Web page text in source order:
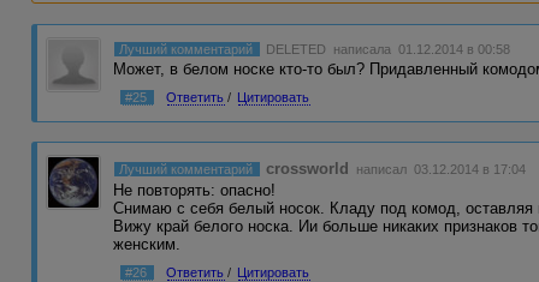
Лучший комментарий DELETED написала 01.12.2014 в 00:58
Может, в белом носке кто-то был? Придавленный
#25 Ответить / Цитировать
Лучший комментарий crossworld написал 03.12.2014 в 17:04
Не повторять: опасно!
Снимаю с себя белый носок. Кладу под комод,
Вижу край белого носка. Ии больше никаких признаков
женским.
#26 Ответить / Цитировать